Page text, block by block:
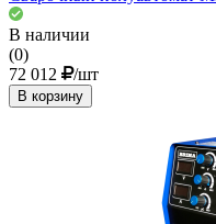
В наличии
(0)
72 012
/шт
В корзину